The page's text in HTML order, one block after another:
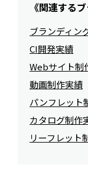
《関連する
ブランディン
CI開発実績
Webサイト制
動画制作実績
パンフレット
カタログ制作
リーフレット